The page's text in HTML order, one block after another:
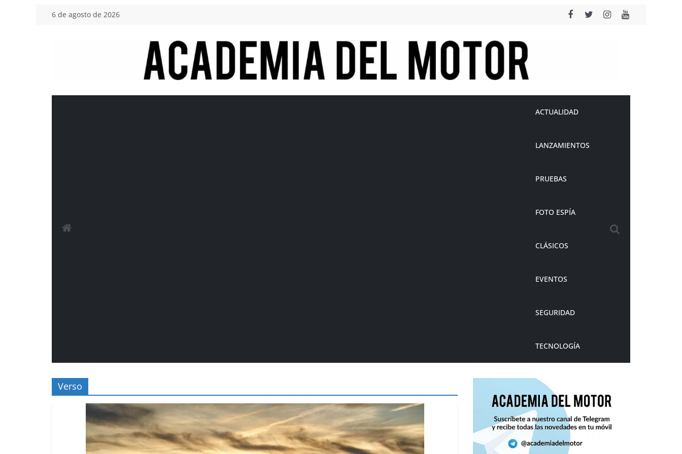
Saltar6 de agosto de 2026
Academia
del
ACTUALIDAD
LANZAMIENTOS
PRUEBAS
FOTO ESPÍA
CLÁSICOS
EVENTOS
SEGURIDAD
TECNOLOGÍA
Verso